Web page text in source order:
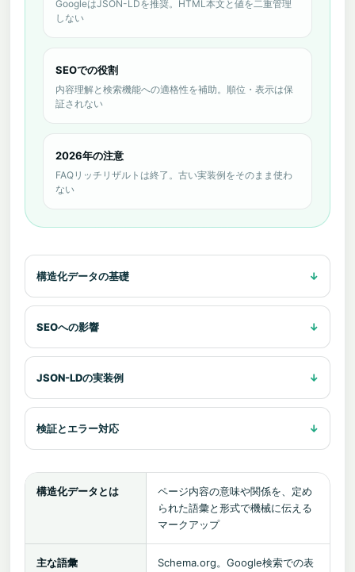
GoogleはJSON-LDを推奨。HTML本文と値を二重管理
しない
SEOでの役割
内容理解と検索機能への適格性を補助。順位・表示は保
証されない
2026年の注意
FAQリッチリザルトは終了。古い実装例をそのまま使わ
ない
構造化データの基礎
SEOへの影響
JSON-LDの実装例
検証とエラー対応
構造化データとは
ページ内容の意味や関係を、定め
られた語彙と形式で機械に伝える
マークアップ
主な語彙
Schema.org。Google検索での表